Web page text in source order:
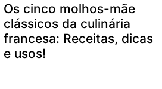
Os cinco molhos-mãe
clássicos da culinária
francesa: Receitas, dicas
e usos!